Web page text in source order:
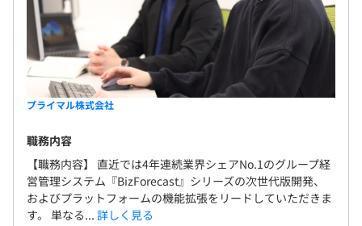
プライマル株式会社
職務内容
【職務内容】 直近では4年連続業界シェアNo.1のグループ経
営管理システム『BizForecast』シリーズの次世代版開発、
およびプラットフォームの機能拡張をリードしていただきま
す。 単なる... 詳しく見る